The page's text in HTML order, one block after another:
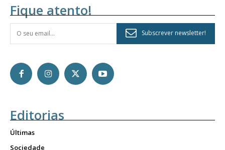
Fique atento!
Subscrever newsletter!
Editorias
Últimas
Sociedade